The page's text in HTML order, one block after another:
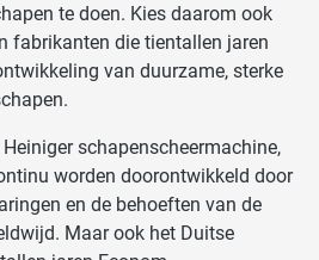
te doen. Kies daarom ook
fabrikanten die tientallen jaren
van duurzame, sterke
schapenscheermachine,
worden doorontwikkeld door
en de behoeften van de
Maar ook het Duitse